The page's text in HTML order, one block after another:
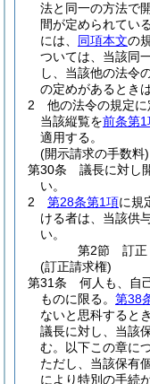
法と同一の方法で
間が定められてい
には、 同項本文の
ついては、当該同
し、当該他の法令
の定めがあるとき
2
他の法令の規定に
当該縦覧を前条第1
適用する。
(開示請求の手数料)
第30条
議長に対し
い。
2
第28条第1項に規
ける者は、当該供
い。
第2節
訂正
(訂正請求権)
第31条
何人も、自
ものに限る。 第38
ないと思科すると
議長に対し、当該
む。以下この章に
ただし、当該保有
により特別の手続